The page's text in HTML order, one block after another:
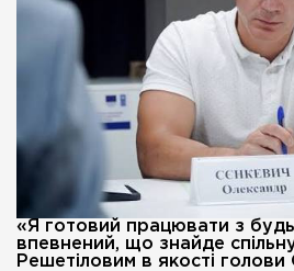
«Я готовий працювати з
впевнений, що знайде
Решетіловим в якості